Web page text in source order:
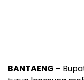
BANTAENG –